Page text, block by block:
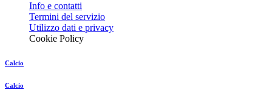
Info e contatti
Termini del servizio
Utilizzo dati e privacy
Cookie Policy
Calcio
Calcio